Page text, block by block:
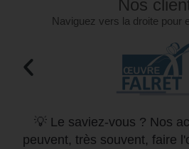
Nos
Naviguez vers la droite pour
💡 Le saviez-vous ? Nos
peuvent, très souvent, faire